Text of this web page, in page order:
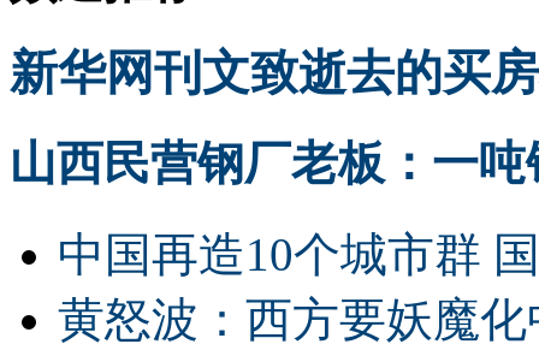
新华网刊文致逝去的买
山西民营钢厂老板：一
中国再造10个城市群
黄怒波：西方要妖魔